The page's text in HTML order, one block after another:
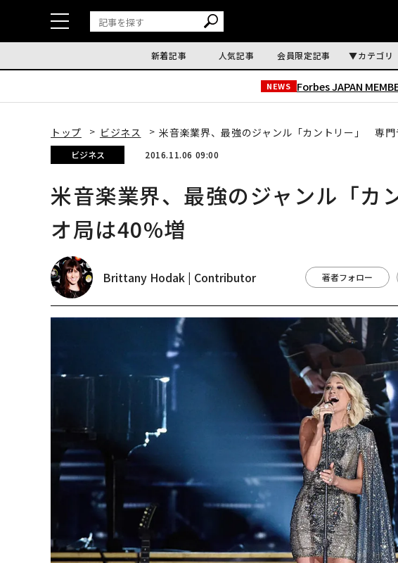
新着記事 人気記事 会員限定記事 カテゴリ
NEWS Forbes JAPAN
トップ ビジネス 米音楽業界、最強のジャンル「カントリー」 専
ビジネス 2016.11.06 09:00
米音楽業界、最強のジャンル「
オ局は40%増
Brittany Hodak | Contributor 著者フォロー